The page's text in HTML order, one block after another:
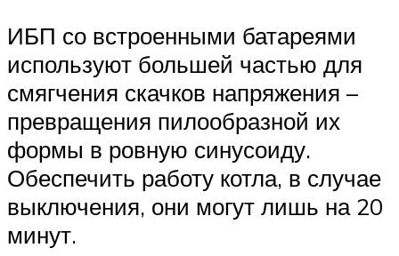
ИБП со встроенными батареями
используют большей частью для
смягчения скачков напряжения –
превращения пилообразной их
формы в ровную синусоиду.
Обеспечить работу котла, в случае
выключения, они могут лишь на 20
минут.